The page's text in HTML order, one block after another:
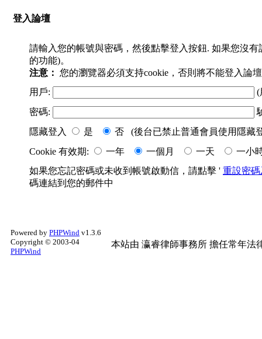
登入論壇
請輸入您的帳號與密碼，然後點擊登入按鈕. 如果您沒
的功能)。
注意： 您的瀏覽器必須支持cookie，否則將不能登入論
用戶:
(
密碼:
隱藏登入
是
否 (後台已禁止普通會員使用隱藏
Cookie 有效期:
一年 一個月 一天
一小
如果您忘記密碼或未收到帳號啟動信，請點擊 ' 重設密
碼連結到您的郵件中
Powered by PHPWind v1.3.6
Copyright © 2003-04
PHPWind
本站由 瀛睿律師事務所 擔任常年法